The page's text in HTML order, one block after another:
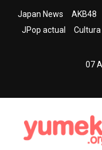
Japan News AKB48
JPop actual
07